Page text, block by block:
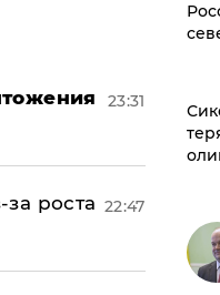
23:31
роста 22:47